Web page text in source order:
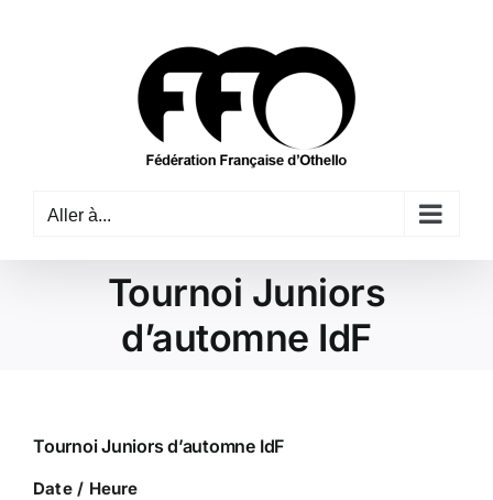
Aller à...
Tournoi Juniors
d’automne IdF
Tournoi Juniors d’automne IdF
Date / Heure